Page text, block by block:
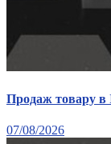
Продаж товару в
07/08/2026